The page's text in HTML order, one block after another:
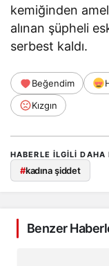
kemiğinden
alınan şüpheli
serbest kaldı.
Beğendim
Kızgın
HABERLE ILGILI DAHA
#kadına şiddet
Benzer